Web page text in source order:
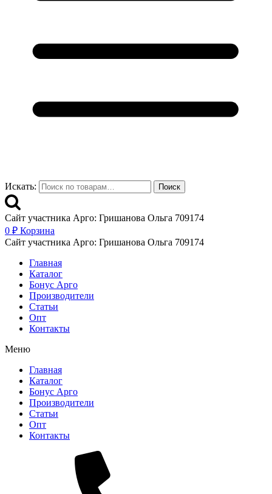
Искать: Поиск
Сайт участника Арго: Гришанова Ольга 709174
0 ₽ Корзина
Сайт участника Арго: Гришанова Ольга 709174
Главная
Каталог
Бонус Арго
Производители
Статьи
Опт
Контакты
Меню
Главная
Каталог
Бонус Арго
Производители
Статьи
Опт
Контакты